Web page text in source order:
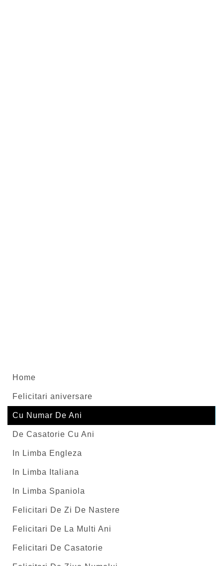
Home
Felicitari aniversare
Cu Numar De Ani
De Casatorie Cu Ani
In Limba Engleza
In Limba Italiana
In Limba Spaniola
Felicitari De Zi De Nastere
Felicitari De La Multi Ani
Felicitari De Casatorie